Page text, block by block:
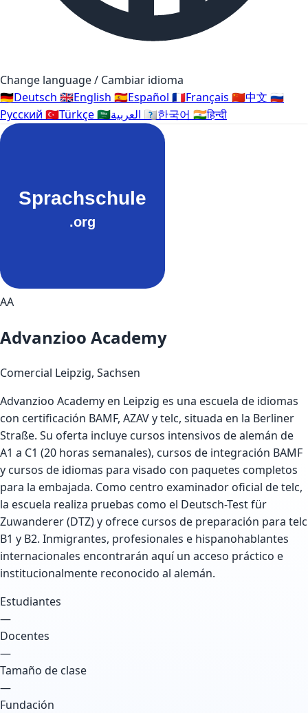
Change language / Cambiar idioma
🇩🇪Deutsch 🇬🇧English 🇪🇸Español 🇫🇷Français 🇨🇳中文 🇷🇺
Русский 🇹🇷Türkçe🇸🇦 🇰🇷한국어 🇮🇳हिन्दी
AA
Advanzioo Academy
Comercial Leipzig, Sachsen
Advanzioo Academy en Leipzig es una escuela de idiomas
con certificación BAMF, AZAV y telc, situada en la Berliner
Straße. Su oferta incluye cursos intensivos de alemán de
A1 a C1 (20 horas semanales), cursos de integración BAMF
y cursos de idiomas para visado con paquetes completos
para la embajada. Como centro examinador oficial de telc,
la escuela realiza pruebas como el Deutsch-Test für
Zuwanderer (DTZ) y ofrece cursos de preparación para telc
B1 y B2. Inmigrantes, profesionales e hispanohablantes
internacionales encontrarán aquí un acceso práctico e
institucionalmente reconocido al alemán.
Estudiantes
—
Docentes
—
Tamaño de clase
—
Fundación